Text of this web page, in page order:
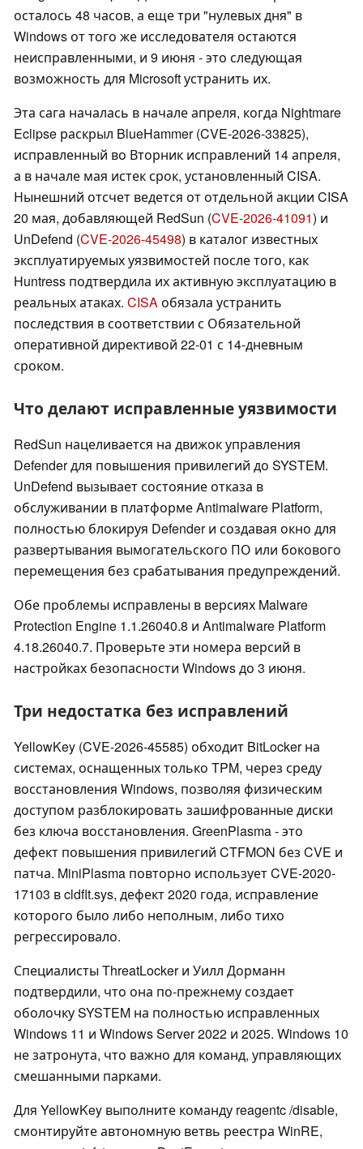
осталось 48 часов, а еще три "нулевых дня" в
Windows от того же исследователя остаются
неисправленными, и 9 июня - это следующая
возможность для Microsoft устранить их.
Эта сага началась в начале апреля, когда Nightmare
Eclipse раскрыл BlueHammer (CVE-2026-33825),
исправленный во Вторник исправлений 14 апреля,
а в начале мая истек срок, установленный CISA.
Нынешний отсчет ведется от отдельной акции CISA
20 мая, добавляющей RedSun (CVE-2026-41091) и
UnDefend (CVE-2026-45498) в каталог известных
эксплуатируемых уязвимостей после того, как
Huntress подтвердила их активную эксплуатацию в
реальных атаках. CISAобязала устранить
последствия в соответствии с Обязательной
оперативной директивой 22-01 с 14-дневным
сроком.
Что делают исправленные уязвимости
RedSun нацеливается на движок управления
Defender для повышения привилегий до SYSTEM.
UnDefend вызывает состояние отказа в
обслуживании в платформе Antimalware Platform,
полностью блокируя Defender и создавая окно для
развертывания вымогательского ПО или бокового
перемещения без срабатывания предупреждений.
Обе проблемы исправлены в версиях Malware
Protection Engine 1.1.26040.8 и Antimalware Platform
4.18.26040.7. Проверьте эти номера версий в
настройках безопасности Windows до 3 июня.
Три недостатка без исправлений
YellowKey (CVE-2026-45585) обходит BitLocker на
системах, оснащенных только TPM, через среду
восстановления Windows, позволяя физическим
доступом разблокировать зашифрованные диски
без ключа восстановления. GreenPlasma - это
дефект повышения привилегий CTFMON без CVE и
патча. MiniPlasma повторно использует CVE-2020-
17103 в cldflt.sys, дефект 2020 года, исправление
которого было либо неполным, либо тихо
регрессировало.
Специалисты ThreatLocker и Уилл Дорманн
подтвердили, что она по-прежнему создает
оболочку SYSTEM на полностью исправленных
Windows 11 и Windows Server 2022 и 2025. Windows 10
не затронута, что важно для команд, управляющих
смешанными парками.
Для YellowKey выполните команду reagentc /disable,
смонтируйте автономную ветвь реестра WinRE,